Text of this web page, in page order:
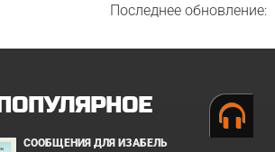
Последнее обновление:
ПОПУЛЯРНОЕ
СООБЩЕНИЯ ДЛЯ ИЗАБЕЛЬ